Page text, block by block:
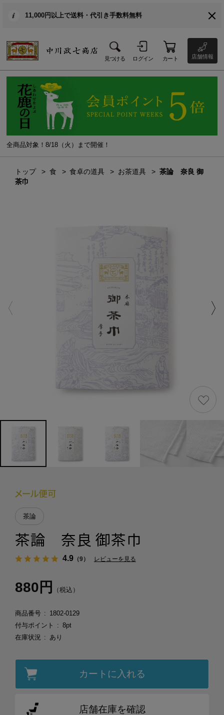
11,000円以上で送料・代引き手数料無料
見つける ログイン カート 店舗情報
全商品対象！8/18（火）まで開催！
トップ 食 食卓の道具 お茶道具
茶論 奈良 御
茶巾
茶論
茶論 奈良 御茶巾
4.9（9） レビューを見る
880円 （税込）
商品番号
1802-0129
付与ポイント
8pt
在庫状況
あり
カートに入れる
店舗在庫を確認